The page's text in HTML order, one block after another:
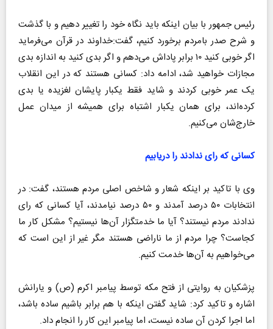
رئیس جمهور با بیان اینکه باید نگاه خود را تغییر دهیم و با گذشت
و شرح صدر بامردم برخورد کنیم، گفت:خداوند در قرآن می‌فرماید
اگر خوبی کنید ۱۰ برابر پاداش می‌دهم و اگر بدی کنید به اندازه بدی
مجازات خواهید شد، ادامه داد: کسانی هستند که در این انقلاب
یک عمر خوبی کردند و شاید فقط یکبار پایشان لغزیده یا بدی
کرده‌اند، برای همان یکبار اشتباه برای همیشه از میدان عمل
خارج‌شان می‌کنیم.
کسانی که رای ندادند را دریابیم
وی با تاکید بر اینکه شعار و شاخص اصلی مردم هستند، گفت: در
انتخابات ۵۰ درصد آمدند و ۵۰ درصد نیامدند، آیا کسانی که رای
ندادند مردم نیستند؟ آیا ما خدمتگزار آن‌ها نیستیم؟ مشکل کار ما
کجاست؟ چرا مردم از ما ناراضی هستند مگر غیر از این است که
می‌خواهیم به آن‌ها خدمت کنیم.
پزشکیان به روایتی از فتح مکه توسط پیامبر اکرم (ص) و یارانش
اشاره و تاکید کرد: شاید گفتن اینکه با هم برابر باشیم ساده باشد،
اما اجرا کردن آن ساده نیست، اما پیامبر این کار را انجام داد.